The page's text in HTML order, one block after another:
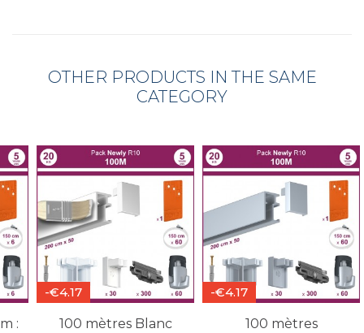
OTHER PRODUCTS IN THE SAME
CATEGORY
:
-€4.17
100 mètres Blanc
-€4.17
100 mètres